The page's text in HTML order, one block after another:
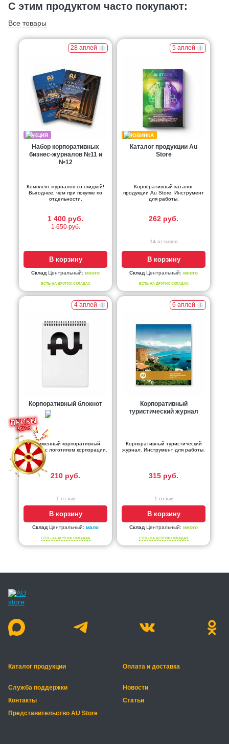
С этим продуктом часто покупают:
Все товары
28 аплей
Набор корпоративных
бизнес-журналов №11 и
№12
Комплект журналов со скидкой!
Выгоднее, чем при покупке по
отдельности.
1 400 руб.
1 650 руб.
В корзину
Склад Центральный: много
ЕСТЬ НА ДРУГИХ СКЛАДАХ
5 аплей
Каталог продукции Au
Store
Корпоративный каталог
продукции Au Store. Инструмент
для работы.
262 руб.
14 отзывов
В корзину
Склад Центральный: много
ЕСТЬ НА ДРУГИХ СКЛАДАХ
4 аплей
Корпоративный блокнот
Фирменный корпоративный
блокнот с логотипом корпорации.
210 руб.
1 отзыв
В корзину
Склад Центральный: мало
ЕСТЬ НА ДРУГИХ СКЛАДАХ
6 аплей
Корпоративный
туристический журнал
Корпоративный туристический
журнал. Инструмент для работы.
315 руб.
1 отзыв
В корзину
Склад Центральный: много
ЕСТЬ НА ДРУГИХ СКЛАДАХ
Каталог продукции Оплата и доставка
Служба поддержки
Новости
Контакты
Статьи
Представительство AU Store